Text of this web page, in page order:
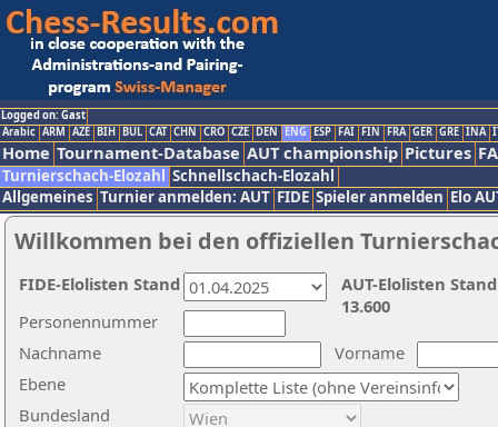
Logged on: Gast
Arabic ARM AZE BIH BUL CAT CHN CRO CZE DEN ENG ESP FAI FIN FRA GER GRE INA
Home Tournament-Database AUT championship Pictures
Turnierschach-Elozahl Schnellschach-Elozahl
Allgemeines Turnier anmelden: AUT FIDE Spieler anmelden Elo
Willkommen bei den offiziellen
Nachname
Vorname
Ebene
Personennummer
Bundesland
AUT-Elolisten
13.600
FIDE-Elolisten Stand